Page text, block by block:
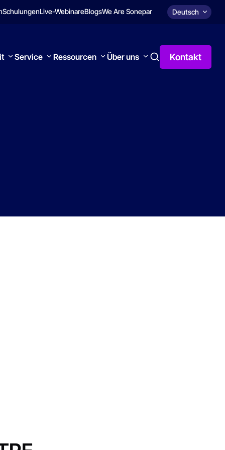
SchulungenLive-WebinareBlogsWe Are Sonepar Deutsch
Service Ressourcen Über uns Kontakt